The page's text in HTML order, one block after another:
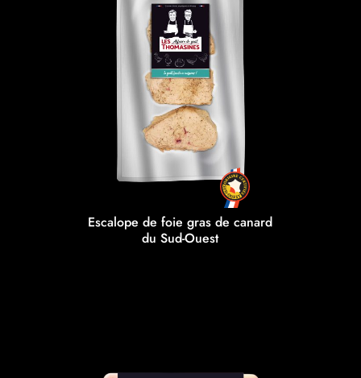
Escalope de foie gras de canard
du Sud-Ouest